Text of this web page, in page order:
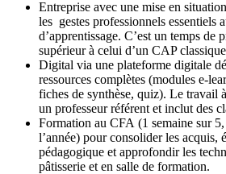
Entreprise avec une mise en
les gestes professionnels essentiels
d’apprentissage. C’est un temps de
supérieur à celui d’un CAP
Digital via une plateforme digitale
ressources complètes (modules e-
fiches de synthèse, quiz). Le travail
un professeur référent et inclut des
Formation au CFA (1 semaine sur
l’année) pour consolider les acquis,
pédagogique et approfondir les
pâtisserie et en salle de formation.